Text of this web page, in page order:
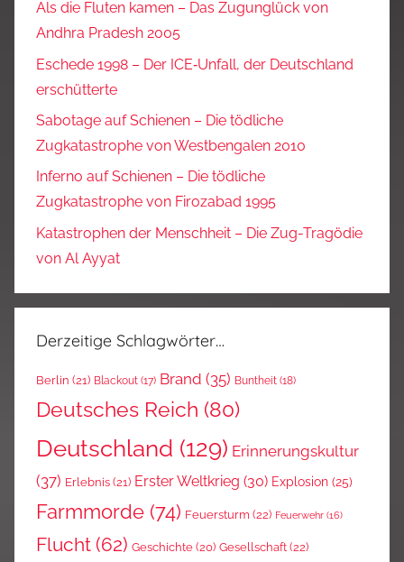
Als die Fluten kamen – Das Zugunglück von
Andhra Pradesh 2005
Eschede 1998 – Der ICE‑Unfall, der Deutschland
erschütterte
Sabotage auf Schienen – Die tödliche
Zugkatastrophe von Westbengalen 2010
Inferno auf Schienen – Die tödliche
Zugkatastrophe von Firozabad 1995
Katastrophen der Menschheit – Die Zug-Tragödie
von Al Ayyat
Derzeitige Schlagwörter…
Berlin (21) Blackout (17) Brand (35) Buntheit (18)
Deutsches Reich (80)
Deutschland (129) Erinnerungskultur
(37) Erlebnis (21) Erster Weltkrieg (30) Explosion (25)
Farmmorde (74) Feuersturm (22) Feuerwehr (16)
Flucht (62) Geschichte (20) Gesellschaft(22)